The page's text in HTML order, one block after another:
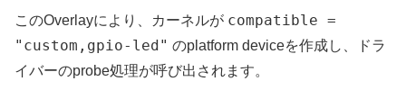
このOverlayにより、カーネルが compatible =
"custom,gpio-led" のplatform deviceを作成し、ドラ
イバーのprobe処理が呼び出されます。